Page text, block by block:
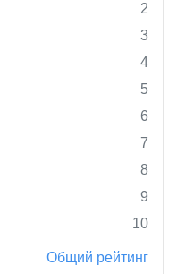
2
3
4
5
6
7
8
9
10
Общий рейтинг